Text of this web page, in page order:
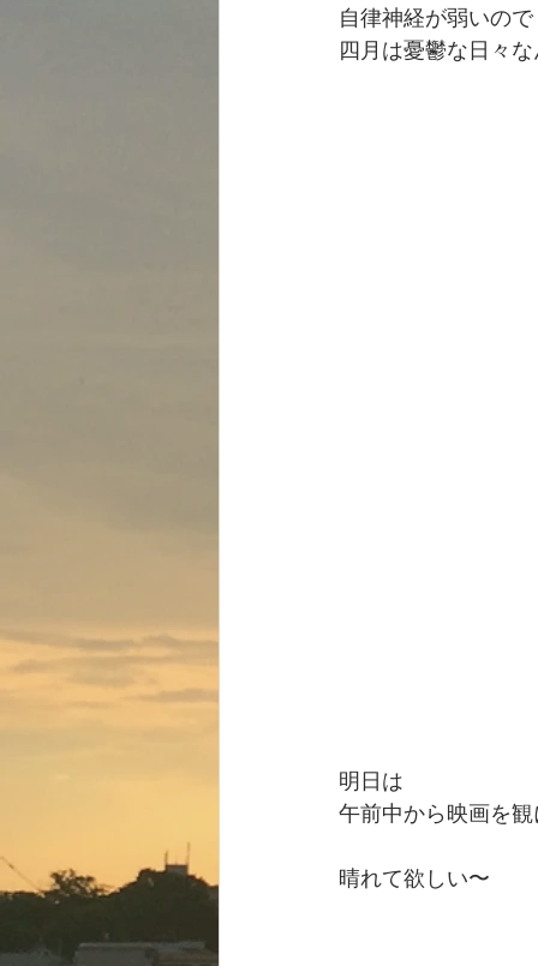
自律神経が弱いので
四月は憂鬱な日々
明日は
午前中から映画を
晴れて欲しい〜